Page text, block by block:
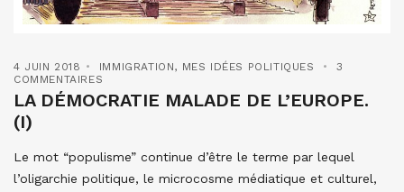
4 JUIN 2018 IMMIGRATION, MES IDÉES POLITIQUES
3
COMMENTAIRES
LA DÉMOCRATIE MALADE DE L’EUROPE.
(I)
Le mot “populisme” continue d’être le terme par lequel
l’oligarchie politique, le microcosme médiatique et culturel,